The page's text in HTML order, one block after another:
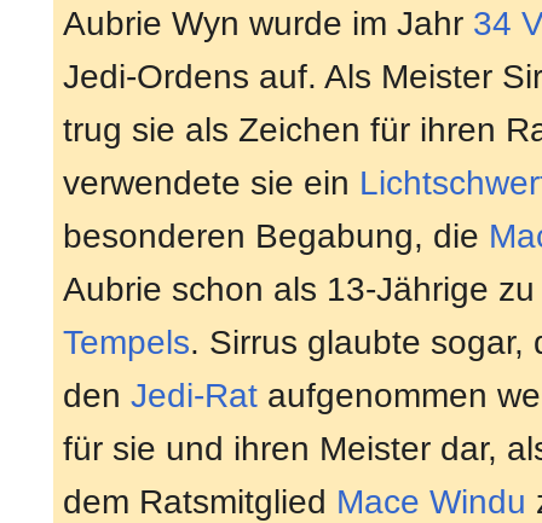
Aubrie Wyn wurde im Jahr 34
Jedi-Ordens auf. Als Meister
trug sie als Zeichen für ihren
verwendete sie ein
besonderen Begabung, die
Aubrie schon als 13-Jährige
Tempels. Sirrus glaubte sogar,
den Jedi-Rat aufgenommen
für sie und ihren Meister dar,
dem Ratsmitglied Mace Windu